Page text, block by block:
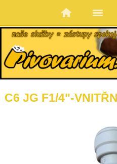
C6 JG F1/4"-